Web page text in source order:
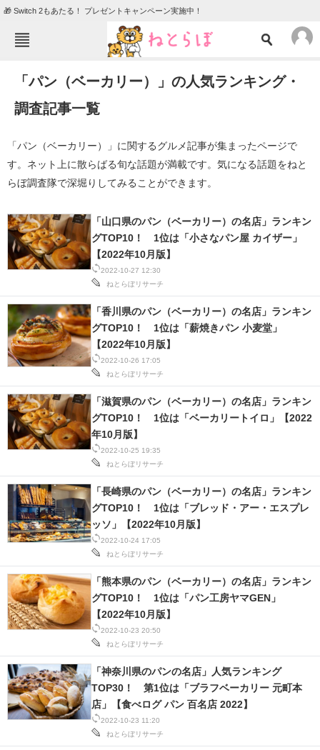
🎁 Switch 2もあたる！ プレゼントキャンペーン実施中！
TOP ニュース
エンタメ
住まい 教育・育児
会員記事
メディア
注目記事を集めた総合ページ
ITの今と未来を見通す
スマホと通信の最新トレンド
進化するPCとデバイスの未来
好きが集まる 比べて選べる
ビジネスと働き方のヒント
AI活用のいまが分かる
企業ITのトレンドを詳説
経営リーダーのコミュニティ
マーケ×ITの今がよく分かる
ITエンジニア向け専門サイト
企業向けIT製品の総合サイト
製造業のIT導入・活用を支援
モノづくり技術者専門サイト
エレクトロニクス専門サイト
「パン（ベーカリー）」の人気ランキング・
調査記事一覧
「パン（ベーカリー）」に関するグルメ記事が集まったページで
す。ネット上に散らばる旬な話題が満載です。気になる話題をねと
らぼ調査隊で深堀りしてみることができます。
2022-10-27 12:30
ねとらぼリサーチ
「山口県のパン（ベーカリー）の名店」ランキン
グTOP10！ 1位は「小さなパン屋 カイザー」
【2022年10月版】
2022-10-26 17:05
ねとらぼリサーチ
「香川県のパン（ベーカリー）の名店」ランキン
グTOP10！ 1位は「薪焼きパン 小麦堂」
【2022年10月版】
2022-10-25 19:35
ねとらぼリサーチ
「滋賀県のパン（ベーカリー）の名店」ランキン
グTOP10！ 1位は「ベーカリートイロ」【2022
年10月版】
2022-10-24 17:05
ねとらぼリサーチ
「長崎県のパン（ベーカリー）の名店」ランキン
グTOP10！ 1位は「ブレッド・アー・エスプレ
ッソ」【2022年10月版】
2022-10-23 20:50
ねとらぼリサーチ
「熊本県のパン（ベーカリー）の名店」ランキン
グTOP10！ 1位は「パン工房ヤマGEN」
【2022年10月版】
2022-10-23 11:20
ねとらぼリサーチ
「神奈川県のパンの名店」人気ランキング
TOP30！ 第1位は「ブラフベーカリー 元町本
店」【食べログ パン 百名店 2022】